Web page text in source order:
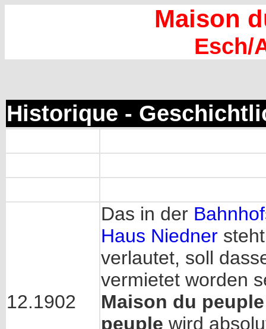
Maison
Esch/
Historique -
12.1902
Das in der
Haus Niedner
verlautet, soll
vermietet worden
Maison du peuple
peuple wird